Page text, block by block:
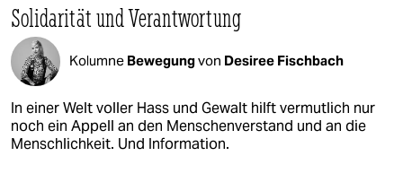
Solidarität und Verantwortung
Kolumne Bewegungvon Desiree Fischbach
In einer Welt voller Hass und Gewalt hilft vermutlich nur
noch ein Appell an den Menschenverstand und an die
Menschlichkeit. Und Information.